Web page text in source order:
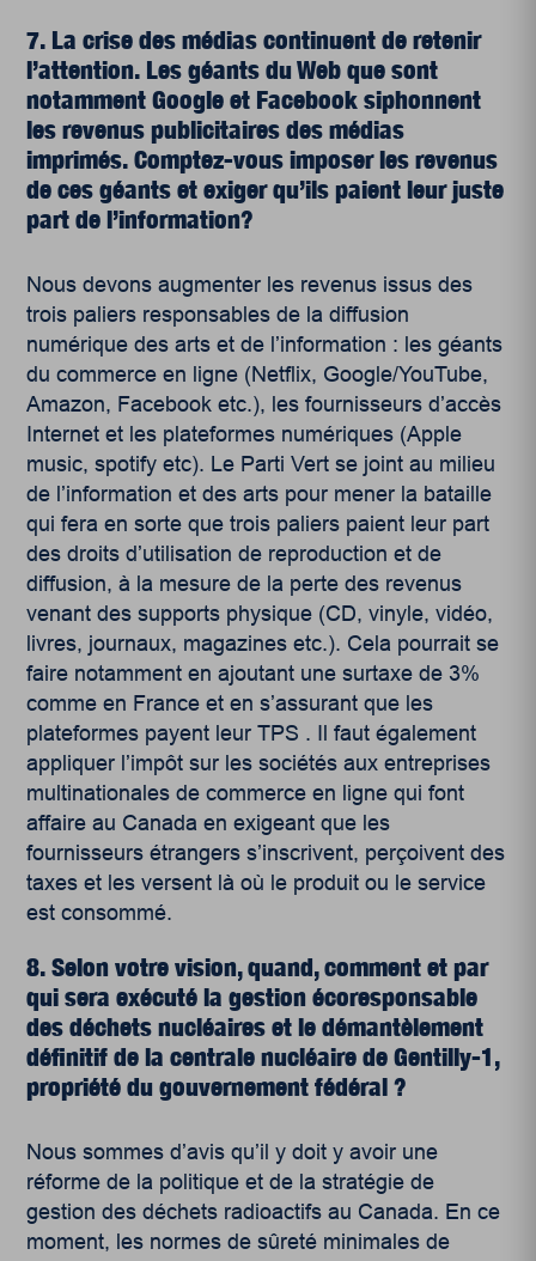
7. La crise des médias continuent de retenir
l’attention. Les géants du Web que sont
notamment Google et Facebook siphonnent
les revenus publicitaires des médias
imprimés. Comptez-vous imposer les revenus
de ces géants et exiger qu’ils paient leur juste
part de l’information?
Nous devons augmenter les revenus issus des
trois paliers responsables de la diffusion
numérique des arts et de l’information : les géants
du commerce en ligne (Netflix, Google/YouTube,
Amazon, Facebook etc.), les fournisseurs d’accès
Internet et les plateformes numériques (Apple
music, spotify etc). Le Parti Vert se joint au milieu
de l’information et des arts pour mener la bataille
qui fera en sorte que trois paliers paient leur part
des droits d’utilisation de reproduction et de
diffusion, à la mesure de la perte des revenus
venant des supports physique (CD, vinyle, vidéo,
livres, journaux, magazines etc.). Cela pourrait se
faire notamment en ajoutant une surtaxe de 3%
comme en France et en s’assurant que les
plateformes payent leur TPS . Il faut également
appliquer l’impôt sur les sociétés aux entreprises
multinationales de commerce en ligne qui font
affaire au Canada en exigeant que les
fournisseurs étrangers s’inscrivent, perçoivent des
taxes et les versent là où le produit ou le service
est consommé.
8. Selon votre vision, quand, comment et par
qui sera exécuté la gestion écoresponsable
des déchets nucléaires et le démantèlement
définitif de la centrale nucléaire de Gentilly-1,
propriété du gouvernement fédéral ?
Nous sommes d’avis qu’il y doit y avoir une
réforme de la politique et de la stratégie de
gestion des déchets radioactifs au Canada. En ce
moment, les normes de sûreté minimales de